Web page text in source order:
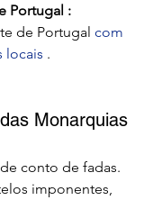
Portugal :
de Portugal com
locais .
Monarquias
conto de fadas.
imponentes,